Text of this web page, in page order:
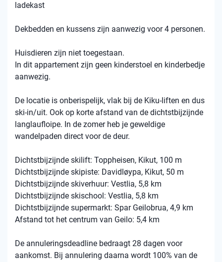
ladekast
Dekbedden en kussens zijn aanwezig voor 4 personen.
Huisdieren zijn niet toegestaan.
In dit appartement zijn geen kinderstoel en kinderbedje
aanwezig.
De locatie is onberispelijk, vlak bij de Kiku-liften en dus
ski-in/uit. Ook op korte afstand van de dichtstbijzijnde
langlaufloipe. In de zomer heb je geweldige
wandelpaden direct voor de deur.
Dichtstbijzijnde skilift: Toppheisen, Kikut, 100 m
Dichtstbijzijnde skipiste: Davidløypa, Kikut, 50 m
Dichtstbijzijnde skiverhuur: Vestlia, 5,8 km
Dichtstbijzijnde skischool: Vestlia, 5,8 km
Dichtstbijzijnde supermarkt: Spar Geilobrua, 4,9 km
Afstand tot het centrum van Geilo: 5,4 km
De annuleringsdeadline bedraagt 28 dagen voor
aankomst. Bij annulering daarna wordt 100% van de